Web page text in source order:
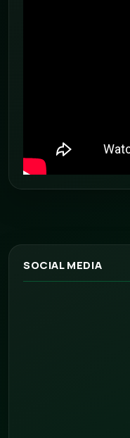
SOCIAL MEDIA